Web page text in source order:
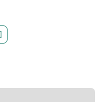
servicio.
rodeado todo de
parrillero en la terraza.
con: